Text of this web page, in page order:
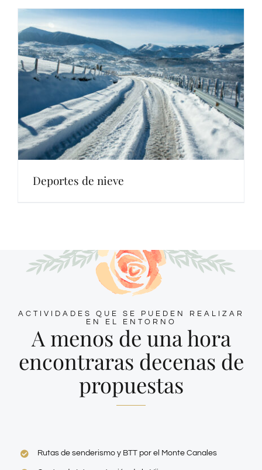
Deportes de nieve
ACTIVIDADES QUE SE PUEDEN REALIZAR
EN EL ENTORNO
A menos de una hora
encontraras decenas de
propuestas
Rutas de senderismo y BTT por el Monte Canales